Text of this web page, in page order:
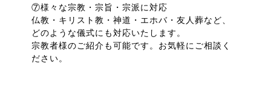
⑦様々な宗教・宗旨・宗派に対応
仏教・キリスト教・神道・エホバ・友人葬など、
どのような儀式にも対応いたします。
宗教者様のご紹介も可能です。お気軽にご相談く
ださい。